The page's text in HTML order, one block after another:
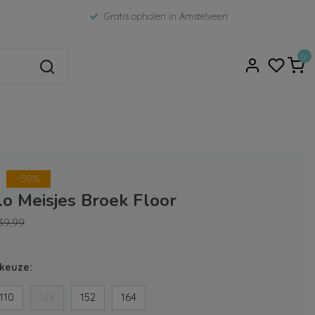
Gratis ophalen in Amstelveen
0
-50%
Meisjes Broek Floor
110 152 164